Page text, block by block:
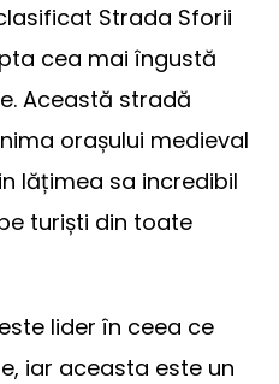
Strada Sforii
cea mai îngustă
Această stradă
orașului medieval
lățimea sa incredibil
turiști din toate
lider în ceea ce
iar aceasta este un